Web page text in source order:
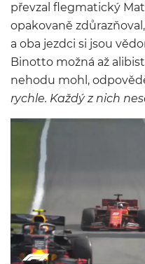
převzal flegmatický
opakovaně
a oba jezdci si jsou
Binotto možná až
nehodu mohl,
rychle. Každý z nich